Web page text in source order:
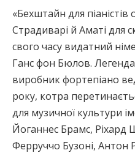
«Бехштайн для
Страдиварі й Аматі для
свого часу видатний
Ганс фон Бюлов.
виробник фортепіано
року, котра
для музичної культури
Йоганнес Брамс, Ріхард
Ферруччо Бузоні, Антон